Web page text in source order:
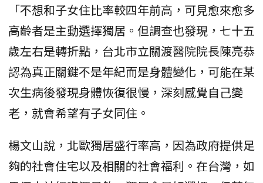
「不想和子女住比率較四年前高，可見愈來愈多
高齡者是主動選擇獨居。但調查也發現，七十五
歲左右是轉折點，台北市立關渡醫院院長陳亮恭
認為真正關鍵不是年紀而是身體變化，可能在某
次生病後發現身體恢復很慢，深刻感覺自己變
老，就會希望有子女同住。
楊文山說，北歐獨居盛行率高，因為政府提供足
夠的社會住宅以及相關的社會福利。在台灣，如